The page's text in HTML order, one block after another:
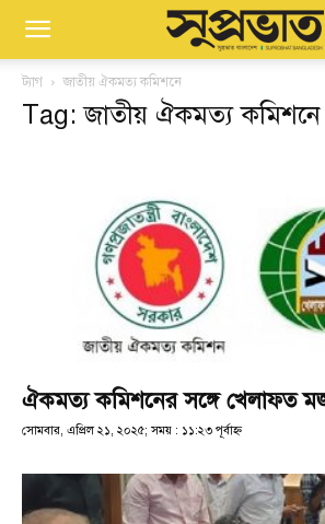
ট্যাগ জাতীয় ঐকমত্য কমিশনে
Tag: জাতীয় ঐকমত্য কমিশনে
ঐকমত্য কমিশনের সঙ্গে খেলাফত
সোমবার, এপ্রিল ২১, ২০২৫; সময় : ১১:২৩ পূর্বাহ্ণ